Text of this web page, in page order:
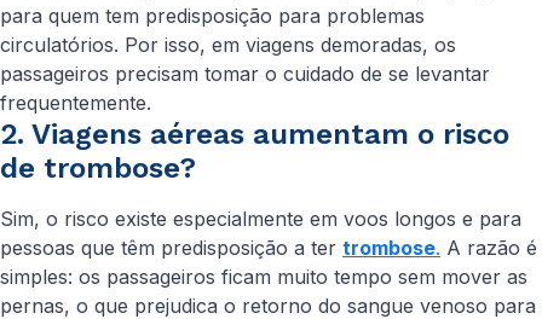
para quem tem predisposição para problemas
circulatórios. Por isso, em viagens demoradas, os
passageiros precisam tomar o cuidado de se levantar
frequentemente.
2. Viagens aéreas aumentam o risco
de trombose?
Sim, o risco existe especialmente em voos longos e para
pessoas que têm predisposição a ter trombose. A razão é
simples: os passageiros ficam muito tempo sem mover as
pernas, o que prejudica o retorno do sangue venoso para